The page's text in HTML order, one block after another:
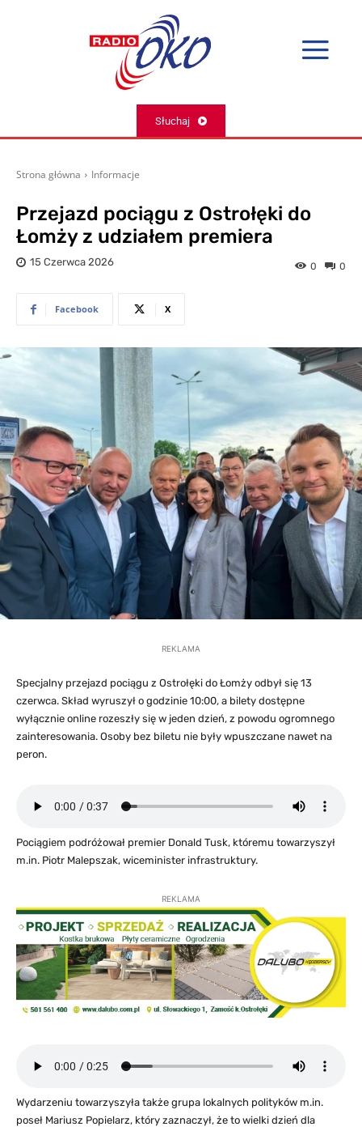
Słuchaj
Strona główna Informacje
Przejazd pociągu z Ostrołęki do
Łomży z udziałem premiera
15 Czerwca 2026 0
0
Facebook X
REKLAMA
Specjalny przejazd pociągu z Ostrołęki do Łomży odbył się 13
czerwca. Skład wyruszył o godzinie 10:00, a bilety dostępne
wyłącznie online rozeszły się w jeden dzień, z powodu ogromnego
zainteresowania. Osoby bez biletu nie były wpuszczane nawet na
peron.
Pociągiem podróżował premier Donald Tusk, któremu towarzyszył
m.in. Piotr Malepszak, wiceminister infrastruktury.
REKLAMA
Wydarzeniu towarzyszyła także grupa lokalnych polityków m.in.
poseł Mariusz Popielarz, który zaznaczył, że to wielki dzień dla